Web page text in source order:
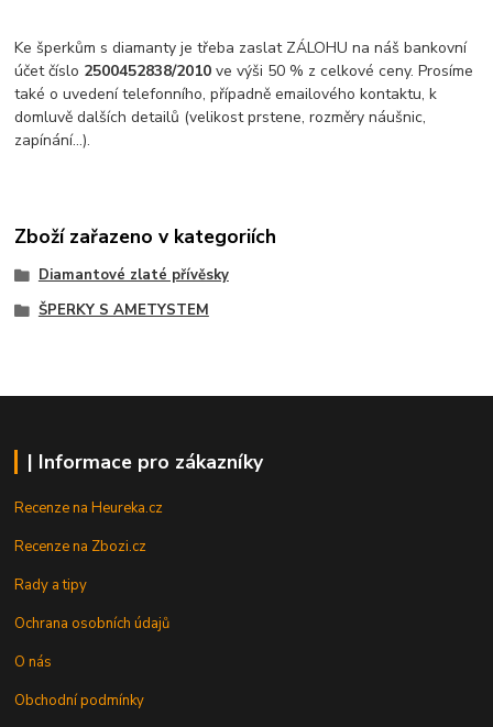
Ke šperkům s diamanty je třeba zaslat ZÁLOHU na náš bankovní
účet číslo 2500452838/2010 ve výši 50 % z celkové ceny. Prosíme
také o uvedení telefonního, případně emailového kontaktu, k
domluvě dalších detailů (velikost prstene, rozměry náušnic,
zapínání...).
Zboží zařazeno v kategoriích
Diamantové zlaté přívěsky
ŠPERKY S AMETYSTEM
| Informace pro zákazníky
Recenze na Heureka.cz
Recenze na Zbozi.cz
Rady a tipy
Ochrana osobních údajů
O nás
Obchodní podmínky